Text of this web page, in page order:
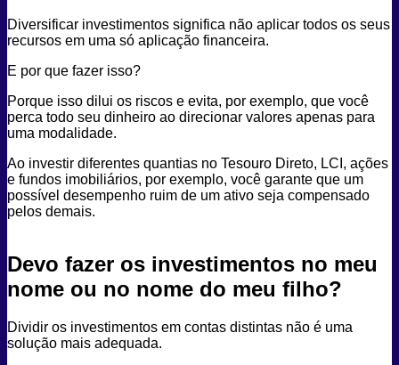
Diversificar investimentos significa não aplicar todos os seus
recursos em uma só aplicação financeira.
E por que fazer isso?
Porque isso dilui os riscos e evita, por exemplo, que você
perca todo seu dinheiro ao direcionar valores apenas para
uma modalidade.
Ao investir diferentes quantias no Tesouro Direto, LCI, ações
e fundos imobiliários, por exemplo, você garante que um
possível desempenho ruim de um ativo seja compensado
pelos demais.
Devo fazer os investimentos no meu
nome ou no nome do meu filho?
Dividir os investimentos em contas distintas não é uma
solução mais adequada.